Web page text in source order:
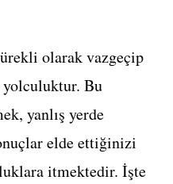
olarak vazgeçip
Bu
yanlış yerde
elde ettiğinizi
itmektedir. İşte